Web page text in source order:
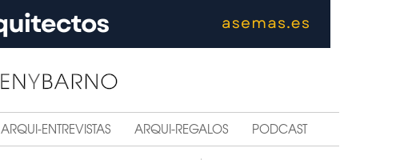
ARQUI-ENTREVISTAS ARQUI-REGALOS PODCAST